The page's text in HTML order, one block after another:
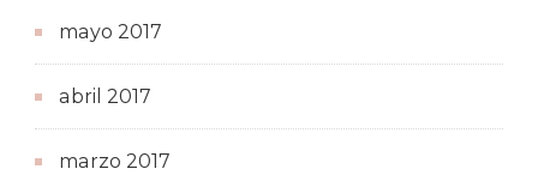
mayo 2017
abril 2017
marzo 2017